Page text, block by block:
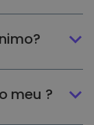
meu ?